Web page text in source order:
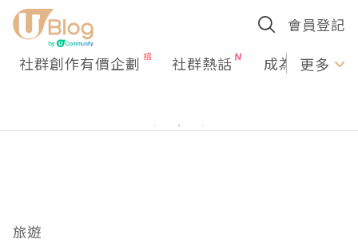
會員登記
社群創作有價企劃 社群熱話 成為U更多
旅遊